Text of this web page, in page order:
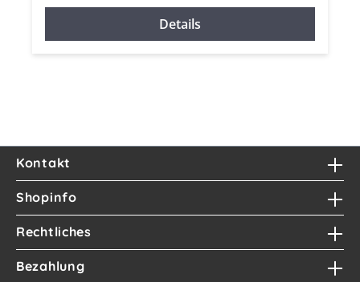
Details
Kontakt
Shopinfo
Rechtliches
Bezahlung